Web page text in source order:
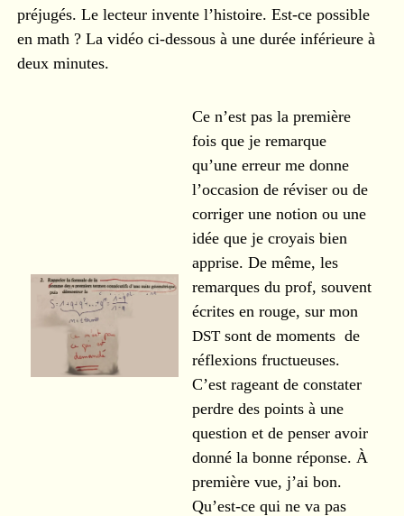
préjugés. Le lecteur invente l’histoire. Est-ce possible
en math ? La vidéo ci-dessous à une durée inférieure à
deux minutes.
Ce n’est pas la première
fois que je remarque
qu’une erreur me donne
l’occasion de réviser ou de
corriger une notion ou une
idée que je croyais bien
apprise. De même, les
remarques du prof, souvent
écrites en rouge, sur mon
DSTsont de moments de
réflexions fructueuses.
C’est rageant de constater
perdre des points à une
question et de penser avoir
donné la bonne réponse. À
première vue, j’ai bon.
Qu’est-ce qui ne va pas